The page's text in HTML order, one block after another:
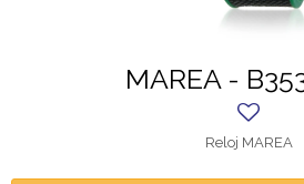
MAREA -
Reloj MAREA